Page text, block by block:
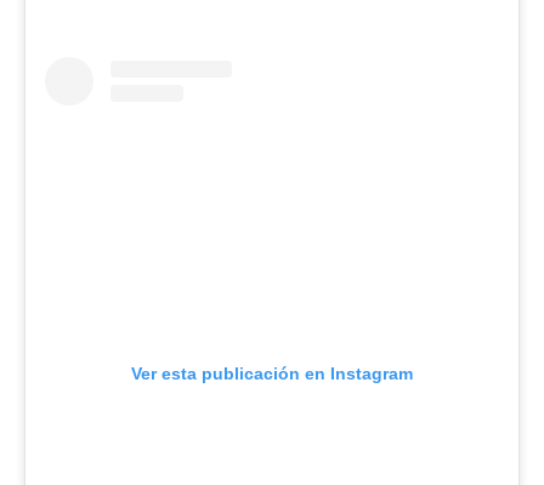
Ver esta publicación en Instagram